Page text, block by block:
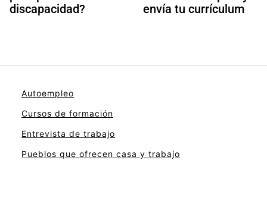
discapacidad?
envía tu currículum
Autoempleo
Cursos de formación
Entrevista de trabajo
Pueblos que ofrecen casa y trabajo